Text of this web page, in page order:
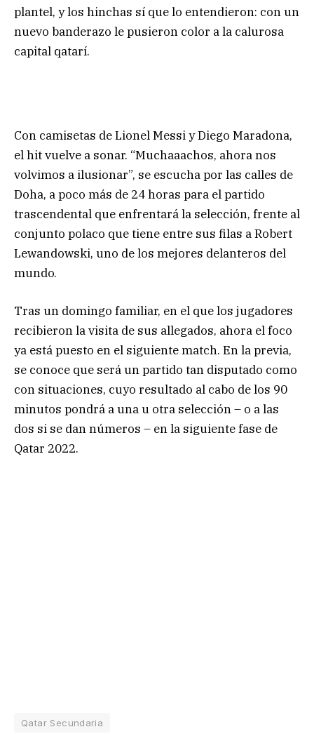
plantel, y los hinchas sí que lo entendieron: con un
nuevo banderazo le pusieron color a la calurosa
capital qatarí.
Con camisetas de Lionel Messi y Diego Maradona,
el hit vuelve a sonar. “Muchaaachos, ahora nos
volvimos a ilusionar”, se escucha por las calles de
Doha, a poco más de 24 horas para el partido
trascendental que enfrentará la selección, frente al
conjunto polaco que tiene entre sus filas a Robert
Lewandowski, uno de los mejores delanteros del
mundo.
Tras un domingo familiar, en el que los jugadores
recibieron la visita de sus allegados, ahora el foco
ya está puesto en el siguiente match. En la previa,
se conoce que será un partido tan disputado como
con situaciones, cuyo resultado al cabo de los 90
minutos pondrá a una u otra selección – o a las
dos si se dan números – en la siguiente fase de
Qatar 2022.
Qatar Secundaria